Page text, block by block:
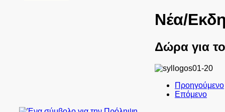
Νέα/
Δώρα για
Προηγούμενο
Επόμενο